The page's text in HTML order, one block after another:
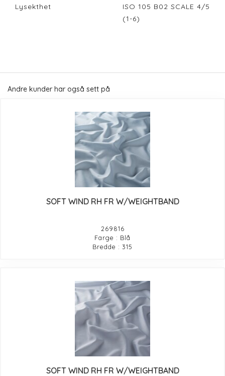
Lysekthet
ISO 105 B02 SCALE 4/5
(1-6)
Andre kunder har også sett på
SOFT WIND RH FR W/WEIGHTBAND
269816
Farge : Blå
Bredde : 315
SOFT WIND RH FR W/WEIGHTBAND